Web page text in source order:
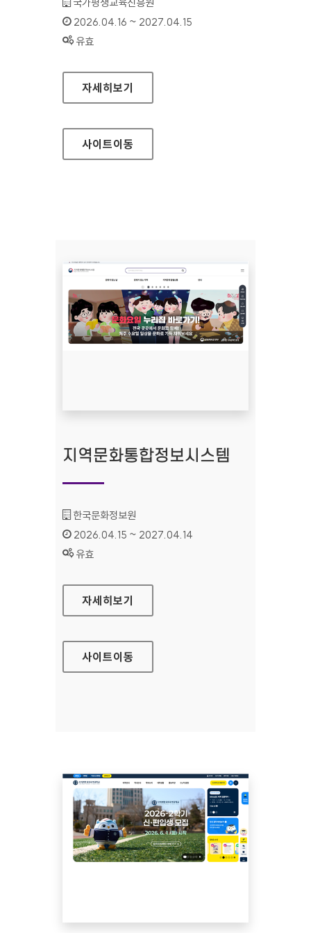
인증기간 :
2026.04.16 ~ 2027.04.15
상태 :
유효
학점은행제 정보공시(학점은행제 알리미)
자세히보기
사이트이동
지역문화통합정보시스템
기관명 :
한국문화정보원
인증기간 :
2026.04.15 ~ 2027.04.14
상태 :
유효
지역문화통합정보시스템
자세히보기
사이트이동